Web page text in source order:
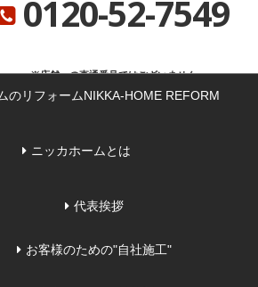
サイト ニッカホーム会社概要 ショールーム一覧
0120-52-7549
※店舗への直通番号ではございません
のリフォームNIKKA-HOME REFORM
ニッカホームとは
代表挨拶
お客様のための"自社施工"